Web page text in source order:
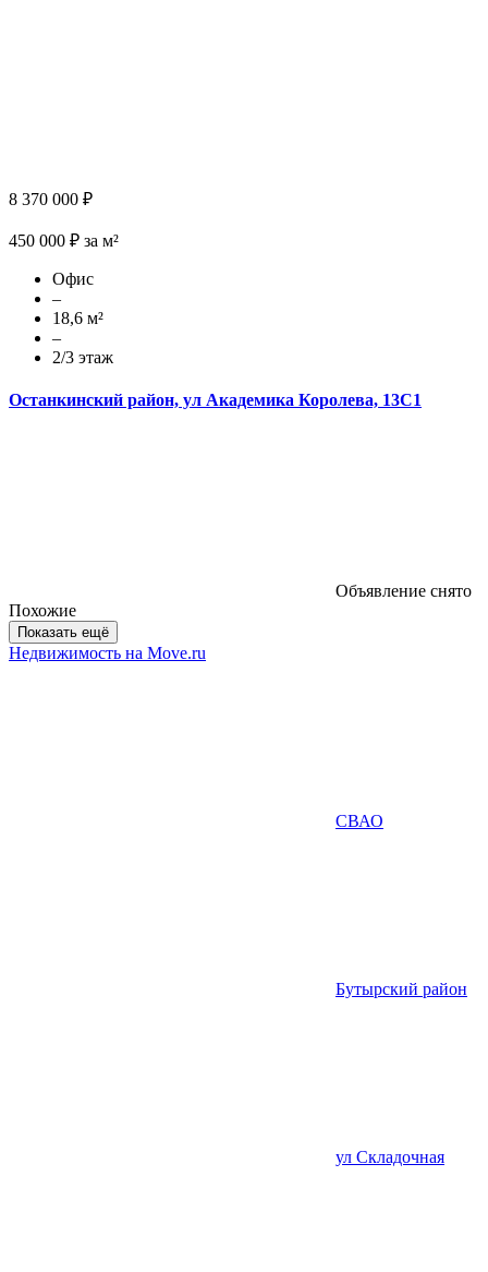
8 370 000 ₽
450 000 ₽ за м²
Офис
–
18,6 м²
–
2/3 этаж
Останкинский район, ул Академика Королева, 13С1
Объявление снято
Похожие
Показать ещё
Недвижимость на Move.ru
СВАО
Бутырский район
ул Складочная